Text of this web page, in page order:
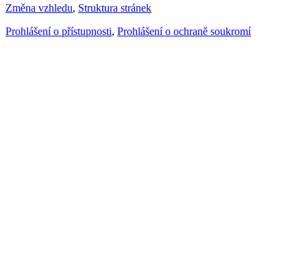
Změna vzhledu, Struktura stránek
Prohlášení o přístupnosti, Prohlášení o ochraně soukromí